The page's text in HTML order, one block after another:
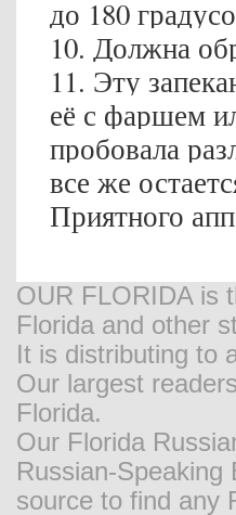
до 180
10. Должна
11. Эту
её с фаршем
пробовала
все же
Приятного
OUR FLORIDA is
Florida and other
It is distributing to
Our largest
Florida.
Our Florida
Russian-
source to find any